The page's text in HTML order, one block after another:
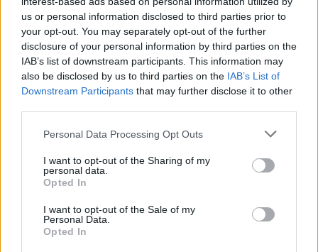
us or personal information disclosed to third parties prior to
your opt-out. You may separately opt-out of the further
disclosure of your personal information by third parties on the
IAB’s list of downstream participants. This information may
also be disclosed by us to third parties on the IAB’s List of
Downstream Participants that may further disclose it to other
Personal Data Processing Opt Outs
I want to opt-out of the Sharing of my
personal data.
Opted In
I want to opt-out of the Sale of my
Personal Data.
Opted In